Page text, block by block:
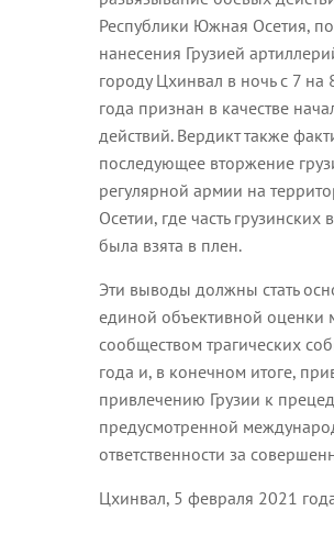
Республики Южная Осетия,
нанесения Грузией
городу Цхинвал в ночь с 7 на
года признан в качестве
действий. Вердикт также
последующее вторжение
регулярной армии на
Осетии, где часть
была взята в плен.
Эти выводы должны стать
единой объективной
сообществом трагических
года и, в конечном итоге,
привлечению Грузии к
предусмотренной
ответственности за
Цхинвал, 5 февраля 2021